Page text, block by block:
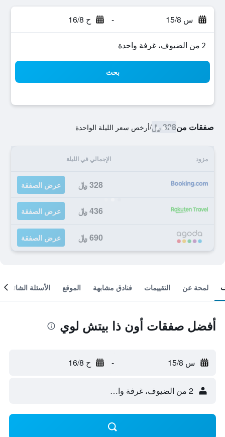
س 15/8 - ح 16/8
2 من الضيوف، غرفة واحدة
بحث
صفقات من328 ﷼ /أرخص سعر الليلة الواحدة
مزود الإجمالي في الليلة
328 ﷼ عرض الصفقة
436 ﷼ عرض الصفقة
690 ﷼ عرض الصفقة
لمحة عن التقييمات فنادق مشابهة الموقع الأسئلة الشائعة
أفضل صفقات أون ذا بيتش لوي
س 15/8 - ح 16/8
2 من الضيوف، غرفة واحدة